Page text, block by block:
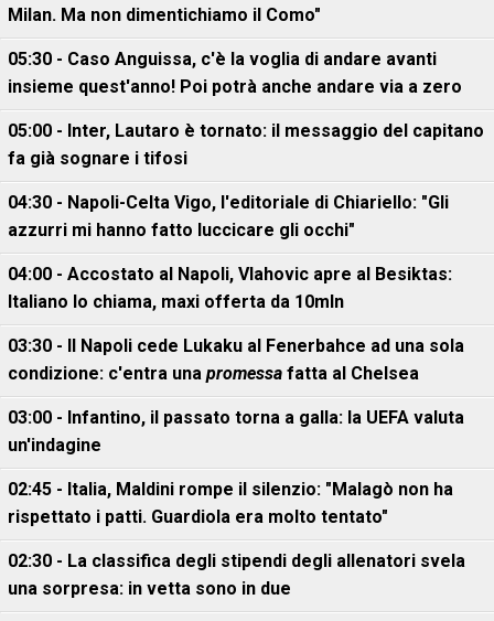
Milan. Ma non dimentichiamo il Como"
05:30 - Caso Anguissa, c'è la voglia di andare avanti
insieme quest'anno! Poi potrà anche andare via a zero
05:00 - Inter, Lautaro è tornato: il messaggio del capitano
fa già sognare i tifosi
04:30 - Napoli-Celta Vigo, l'editoriale di Chiariello: "Gli
azzurri mi hanno fatto luccicare gli occhi"
04:00 - Accostato al Napoli, Vlahovic apre al Besiktas:
Italiano lo chiama, maxi offerta da 10mln
03:30 - Il Napoli cede Lukaku al Fenerbahce ad una sola
condizione: c'entra una promessa fatta al Chelsea
03:00 - Infantino, il passato torna a galla: la UEFA valuta
un'indagine
02:45 - Italia, Maldini rompe il silenzio: "Malagò non ha
rispettato i patti. Guardiola era molto tentato"
02:30 - La classifica degli stipendi degli allenatori svela
una sorpresa: in vetta sono in due